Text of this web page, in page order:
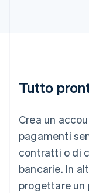
Tutto
Crea un
pagamenti
contratti o di
bancarie. In
progettare un
English
Français
English简体中文
Malta
English
Messico
Español English